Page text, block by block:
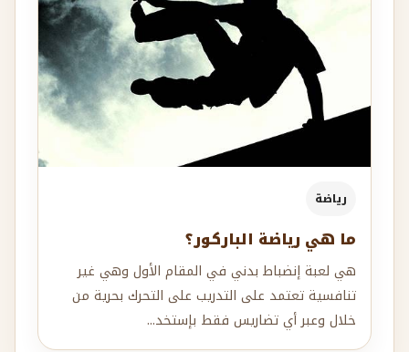
رياضة
ما هي رياضة الباركور؟
هي لعبة إنضباط بدني في المقام الأول وهي غير
تنافسية تعتمد على التدريب على التحرك بحرية من
خلال وعبر أي تضاريس فقط بإستخد...